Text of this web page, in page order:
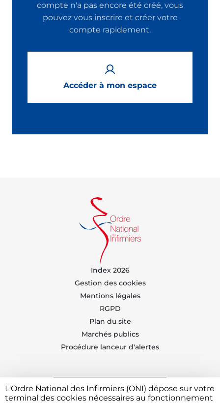
compte n'a pas encore été créé, vous
pouvez vous inscrire et créer votre
compte rapidement.
Accéder à mon espace
Index 2026
Gestion des cookies
Mentions légales
RGPD
Plan du site
Marchés publics
Procédure lanceur d'alertes
Trouvez votre CDOI
L'Ordre National des Infirmiers (ONI) dépose sur votre
terminal des cookies nécessaires au fonctionnement